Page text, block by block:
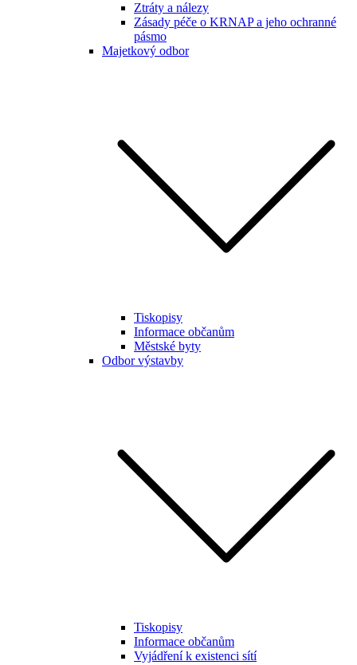
Ztráty a nálezy
Zásady péče o KRNAP a jeho ochranné
pásmo
Majetkový odbor
Tiskopisy
Informace občanům
Městské byty
Odbor výstavby
Tiskopisy
Informace občanům
Vyjádření k existenci sítí